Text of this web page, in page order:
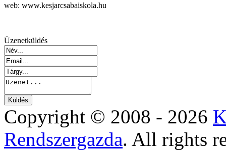
web: www.kesjarcsabaiskola.hu
Üzenetküldés
Copyright © 2008 - 2026
Rendszergazda. All rights